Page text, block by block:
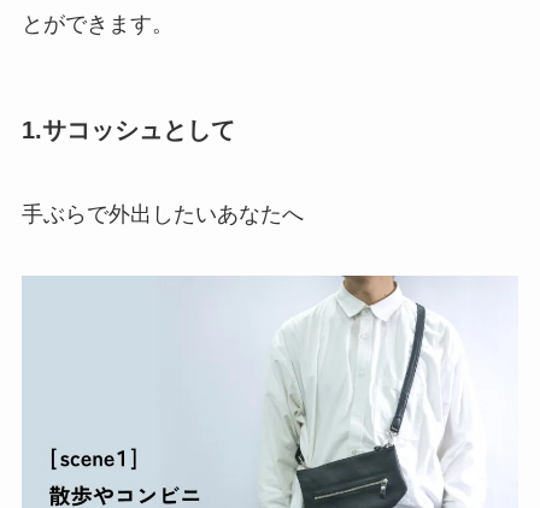
とができます。
1.サコッシュとして
手ぶらで外出したいあなたへ